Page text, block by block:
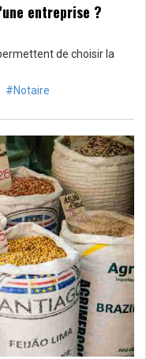
entreprise ?
de choisir la
Notaire